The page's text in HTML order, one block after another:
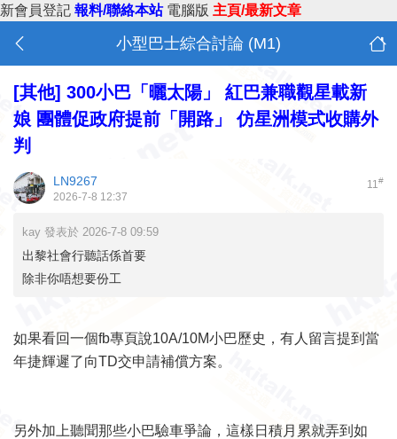
新會員登記 報料/聯絡本站 電腦版 主頁/最新文章
小型巴士綜合討論 (M1)
[其他] 300小巴「曬太陽」 紅巴兼職觀星載新
娘 團體促政府提前「開路」 仿星洲模式收購外
判
11#
LN9267
2026-7-8 12:37
kay 發表於 2026-7-8 09:59
出黎社會行聽話係首要
除非你唔想要份工
如果看回一個fb專頁說10A/10M小巴歷史，有人留言提到當
年捷輝遲了向TD交申請補償方案。
另外加上聽聞那些小巴驗車爭論，這樣日積月累就弄到如